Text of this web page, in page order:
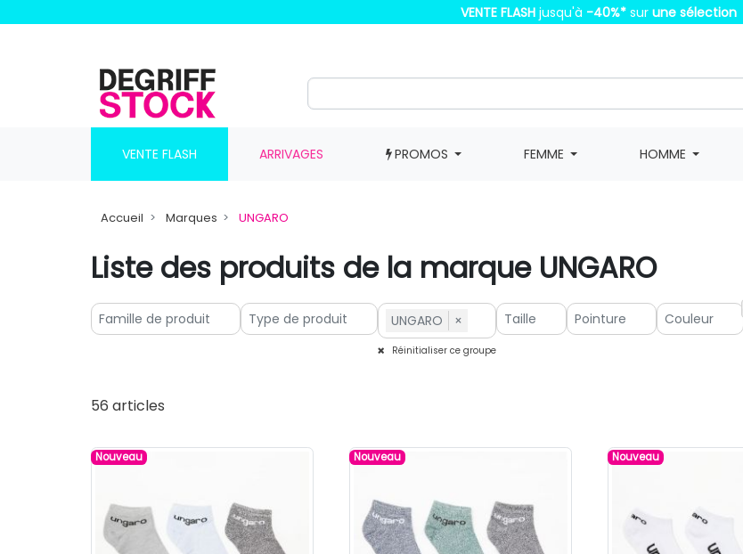
VENTE FLASH jusqu'à -40%* sur une sélection
VENTE FLASH ARRIVAGES PROMOS FEMME HOMME
Accueil Marques UNGARO
Liste des produits de la marque UNGARO
UNGARO ×
Réinitialiser ce groupe
56 articles
Nouveau Nouveau Nouveau